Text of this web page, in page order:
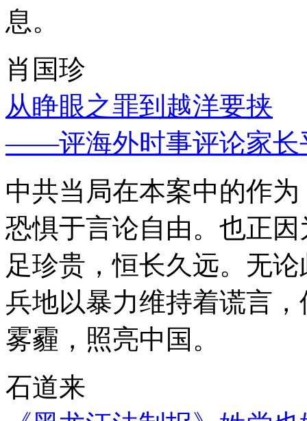
息。
肖国珍
从睁眼之罪到越洋要挟
——评海外时事评论家长
中共当局在本案中的作
恐惧于言论自由。也正
足珍贵，恒长久远。无
兵地以暴力维持着谎言
雾霾，照亮中国。
石道来